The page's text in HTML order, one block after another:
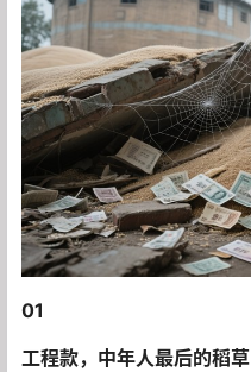
01
工程款，中年人最后的稻草